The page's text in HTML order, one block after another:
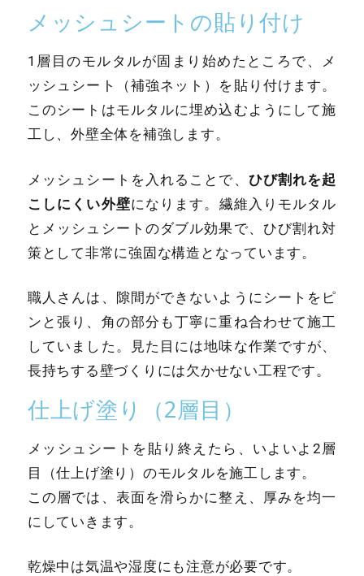
メッシュシートの貼り付け
1層目のモルタルが固まり始めたところで、メ
ッシュシート（補強ネット）を貼り付けます。
このシートはモルタルに埋め込むようにして施
工し、外壁全体を補強します。
メッシュシートを入れることで、 ひび割れを起
こしにくい外壁になります。繊維入りモルタル
とメッシュシートのダブル効果で、ひび割れ対
策として非常に強固な構造となっています。
職人さんは、隙間ができないようにシートをピ
ンと張り、角の部分も丁寧に重ね合わせて施工
していました。見た目には地味な作業ですが、
長持ちする壁づくりには欠かせない工程です。
仕上げ塗り（2層目）
メッシュシートを貼り終えたら、いよいよ2層
目（仕上げ塗り）のモルタルを施工します。
この層では、表面を滑らかに整え、厚みを均一
にしていきます。
乾燥中は気温や湿度にも注意が必要です。